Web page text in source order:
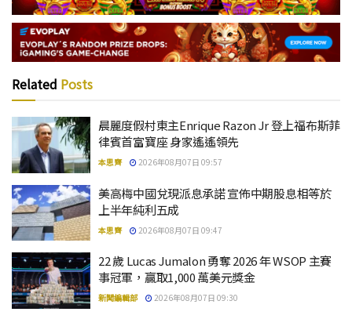
Related Posts
晨麗度假村東主Enrique Razon Jr 登上福布斯菲
律賓首富寶座 身家遙遙領先
本思齊 2026年08月07日 09:57
美高梅中國兌現派息承諾 宣佈中期股息相等於
上半年純利五成
本思齊 2026年08月07日 09:47
22 歲 Lucas Jumalon 勇奪 2026 年 WSOP 主賽
事冠軍，贏取1,000 萬美元獎金
新聞編輯部 2026年08月07日 09:30